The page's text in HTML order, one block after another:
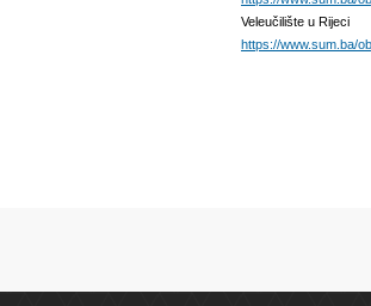
Veleučilište u Rijeci
https://www.sum.ba/